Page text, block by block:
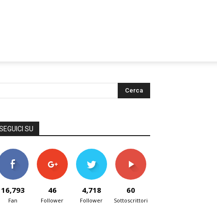
SU
16,793
Fan
46
Follower
4,718
Follower
60
Sottoscrittori